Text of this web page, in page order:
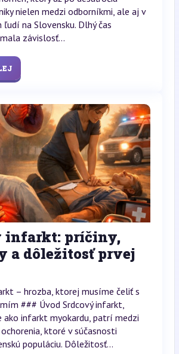
nielen medzi odborníkmi, ale aj v
ľudí na Slovensku. Dlhý čas
závislosť...
infarkt: príčiny,
a dôležitosť prvej
– hrozba, ktorej musíme čeliť s
### Úvod Srdcový infarkt,
ako infarkt myokardu, patrí medzi
ktoré v súčasnosti
populáciu. Dôležitosť...